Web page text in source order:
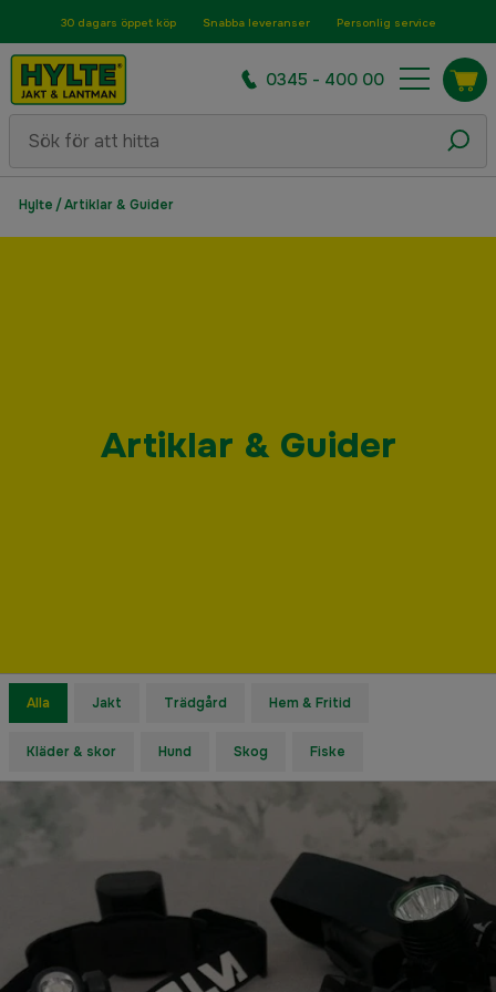
30 dagars öppet köp Snabba leveranser Personlig service
0345 - 400 00
Hylte /Artiklar & Guider
Artiklar & Guider
Alla Jakt Trädgård Hem & Fritid
Kläder & skor Hund Skog Fiske